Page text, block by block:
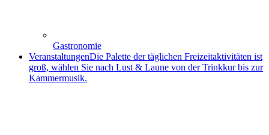
Gastronomie
VeranstaltungenDie Palette der täglichen Freizeitaktivitäten ist
groß, wählen Sie nach Lust & Laune von der Trinkkur bis zur
Kammermusik.